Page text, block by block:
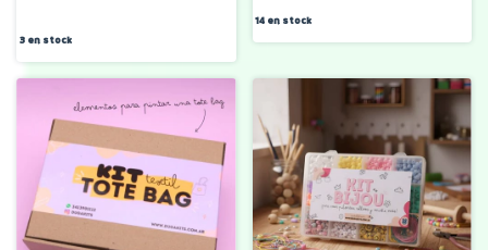
3en stock
14 en stock